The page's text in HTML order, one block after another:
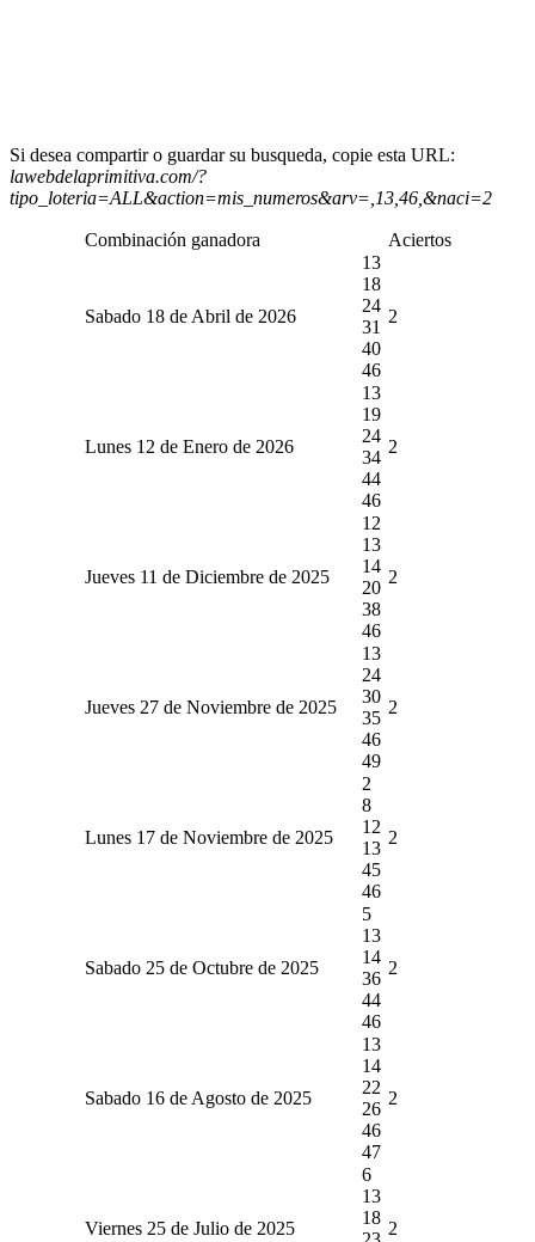
Si desea compartir o guardar su busqueda, copie esta URL:
lawebdelaprimitiva.com/?
tipo_loteria=ALL&action=mis_numeros&arv=,13,46,&naci=2
Combinación ganadora Aciertos
Sabado 18 de Abril de 2026
13
18
24
31
40
46
2
Lunes 12 de Enero de 2026
13
19
24
34
44
46
2
Jueves 11 de Diciembre de 2025
12
13
14
20
38
46
2
Jueves 27 de Noviembre de 2025
13
24
30
35
46
49
2
Lunes 17 de Noviembre de 2025
2
8
12
13
45
46
2
Sabado 25 de Octubre de 2025
5
13
14
36
44
46
2
Sabado 16 de Agosto de 2025
13
14
22
26
46
47
2
Viernes 25 de Julio de 2025
6
13
18
2